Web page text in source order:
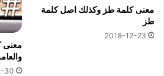
معنى كلمة طز وكذلك اصل كلمة
طز
2018-12-23
معنى
30